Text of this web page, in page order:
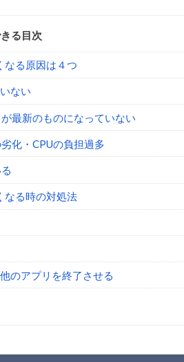
る目次
なる原因は４つ
ない
最新のものになっていない
化・CPUの負担過多
なる時の対処法
のアプリを終了させる